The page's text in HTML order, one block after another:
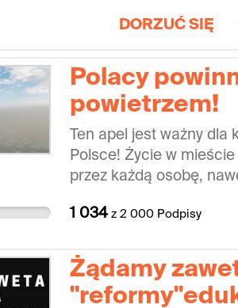
DORZUĆ SIĘ
Polacy
powietrzem!
Ten apel jest ważny dla
Polsce! Życie w
przez każdą osobę,
powietrzem o fatalnej
imieniu kampanii Polska
1 034z 2 000Podpisy
Żądamy